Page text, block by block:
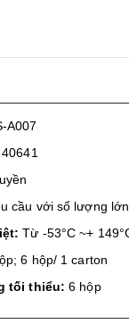
A007
cầu với số lượng lớn
Từ -53°C ~+
6 hộp/ 1 carton
tối thiểu: 6 hộp